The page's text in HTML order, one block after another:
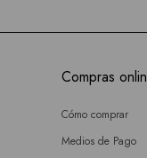
Compras
Cómo comprar
Medios de Pago